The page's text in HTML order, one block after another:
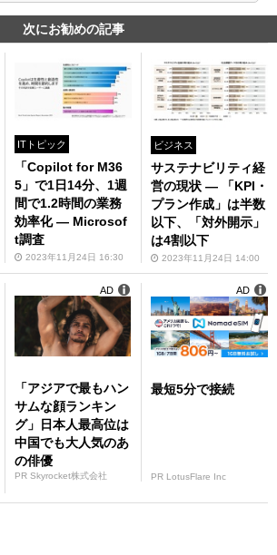
次にお勧めの記事
ITトピック
「Copilot for M36
5」で1日14分、1週
間で1.2時間の業務
効率化 ― Microsof
t調査
2023年11月24日 16:30
ビジネス
サステナビリティ経
営の現状 ― 「KPI・
プラン作成」は半数
以下、「対外開示」
は4割以下
2023年11月24日 14:00
「アジアで最もハン
サムな顔ランキン
グ」日本人最高位は
中国でも大人気のあ
の俳優
PR Skyrocket株式会社
AD
最短5分で接続
PR LotusFlare Inc
AD